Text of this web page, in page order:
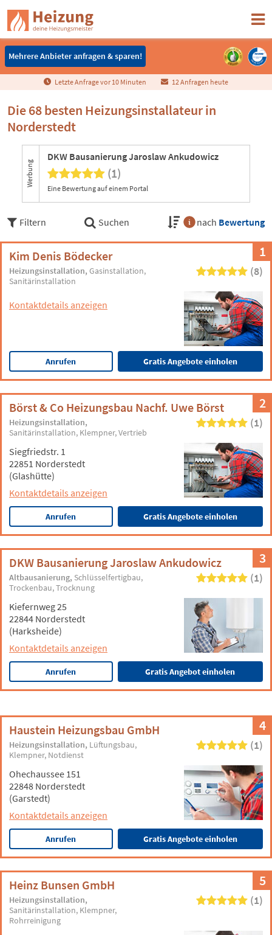
Mehrere Anbieter anfragen & sparen!
Mehrere Anbieter anfragen & sparen!
Letzte Anfrage vor 10 Minuten 12 Anfragen heute
Die 68 besten Heizungsinstallateur in
Norderstedt
Werbung
DKW Bausanierung Jaroslaw Ankudowicz
(1)
Eine Bewertung auf einem Portal
Filtern Suchen nach Bewertung
1
Kim Denis Bödecker
Heizungsinstallation Gasinstallation
Sanitärinstallation
(8)
Kontaktdetails anzeigen
Anrufen Gratis Angebote einholen
2
Börst & Co Heizungsbau Nachf. Uwe Börst
Heizungsinstallation
Sanitärinstallation Klempner Vertrieb
(1)
Siegfriedstr. 1
22851 Norderstedt
(Glashütte)
Kontaktdetails anzeigen
Anrufen Gratis Angebote einholen
3
DKW Bausanierung Jaroslaw Ankudowicz
Altbausanierung Schlüsselfertigbau
Trockenbau Trocknung
(1)
Kiefernweg 25
22844 Norderstedt
(Harksheide)
Kontaktdetails anzeigen
Anrufen Gratis Angebot einholen
4
Haustein Heizungsbau GmbH
Heizungsinstallation Lüftungsbau
Klempner Notdienst
(1)
Ohechaussee 151
22848 Norderstedt
(Garstedt)
Kontaktdetails anzeigen
Anrufen Gratis Angebote einholen
5
Heinz Bunsen GmbH
Heizungsinstallation
Sanitärinstallation Klempner
Rohrreinigung
(1)